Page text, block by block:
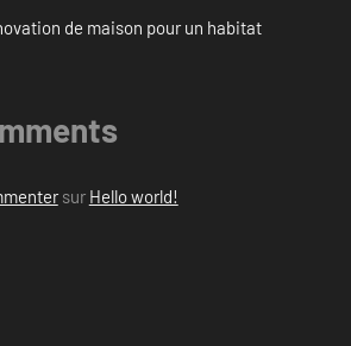
de maison pour un habitat
sur Hello world!